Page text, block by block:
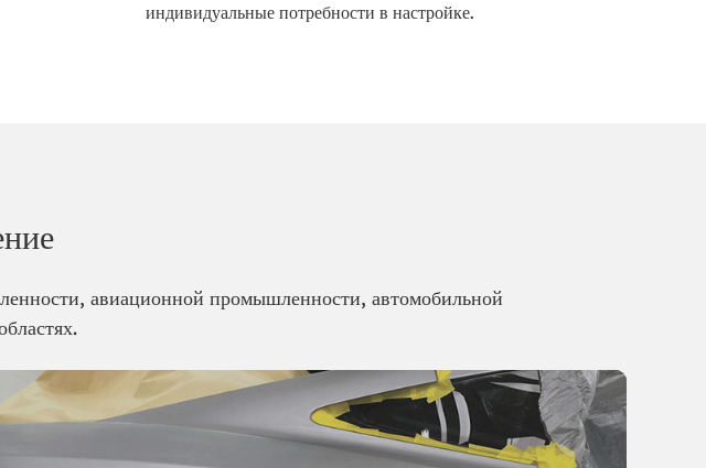
индивидуальные потребности в настройке.
авиационной промышленности, автомобильной